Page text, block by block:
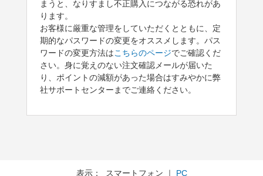
まうと、なりすまし不正購入につながる恐れがあ
ります。
お客様に厳重な管理をしていただくとともに、定
期的なパスワードの変更をオススメします。パス
ワードの変更方法はこちらのページでご確認くだ
さい。身に覚えのない注文確認メールが届いた
り、ポイントの減額があった場合はすみやかに弊
社サポートセンターまでご連絡ください。
表示： スマートフォン ｜ PC